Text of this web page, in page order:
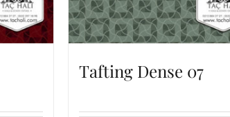
Tafting Dense 07